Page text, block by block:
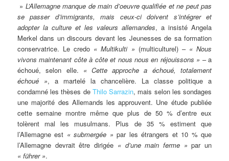
» L’Allemagne manque de main d’oeuvre qualifiée et ne peut pas
se passer d’immigrants, mais ceux-ci doivent s’intégrer et
adopter la culture et les valeurs allemandes, a insisté Angela
Merkel dans un discours devant les Jeunesses de sa formation
conservatrice. Le credo « Multikulti » (multiculturel) – « Nous
vivons maintenant côte à côte et nous nous en réjouissons » – a
échoué, selon elle. « Cette approche a échoué, totalement
échoué », a martelé la chancelière. La classe politique a
condamné les thèses de Thilo Sarrazin, mais selon les sondages
une majorité des Allemands les approuvent. Une étude publiée
cette semaine montre même que plus de 50 % d’entre eux
tolèrent mal les musulmans. Plus de 35 % estiment que
l’Allemagne est « submergée » par les étrangers et 10 % que
l’Allemagne devrait être dirigée « d’une main ferme » par un
« führer ».